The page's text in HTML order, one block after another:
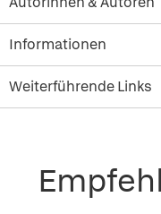
Informationen
Weiterführende Links